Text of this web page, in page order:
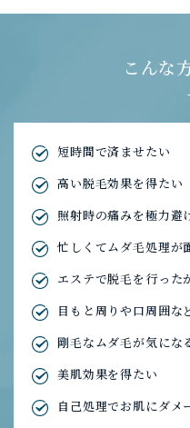
こんな
短時間で済ませたい
高い脱毛効果を得たい
照射時の痛みを極力避
忙しくてムダ毛処理が
エステで脱毛を行った
目もと周りや口周囲な
剛毛なムダ毛が気にな
美肌効果を得たい
自己処理でお肌にダメ